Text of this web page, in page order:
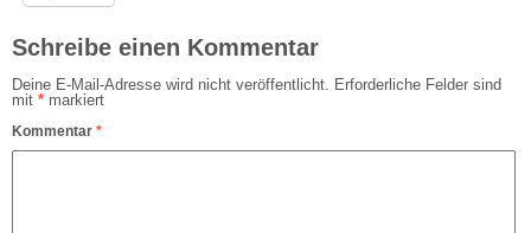
Schreibe einen Kommentar
Deine E-Mail-Adresse wird nicht veröffentlicht.
Erforderliche Felder sind
mit * markiert
Kommentar *